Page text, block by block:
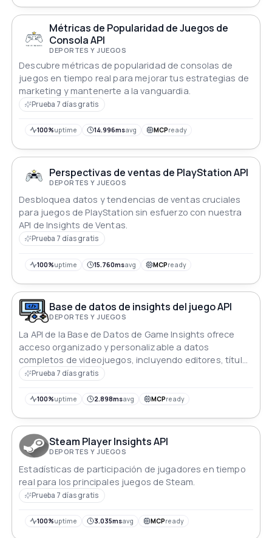
últimas noticias de la NBA.
Métricas de Popularidad de Juegos de
Consola API
DEPORTES Y JUEGOS
Descubre métricas de popularidad de consolas de
juegos en tiempo real para mejorar tus estrategias de
marketing y mantenerte a la vanguardia.
Prueba 7 días gratis
100%uptime 14.996msavg MCPready
Perspectivas de ventas de PlayStation API
DEPORTES Y JUEGOS
Desbloquea datos y tendencias de ventas cruciales
para juegos de PlayStation sin esfuerzo con nuestra
API de Insights de Ventas.
Prueba 7 días gratis
100%uptime 15.760msavg MCPready
Base de datos de insights del juego API
DEPORTES Y JUEGOS
La API de la Base de Datos de Game Insights ofrece
acceso organizado y personalizable a datos
completos de videojuegos, incluyendo editores, títulos
y detalles profundos sobre los juegos. Los usuarios
sin recibir respuestas excesivamente grandes.
Prueba 7 días gratis
100%uptime 2.898msavg MCPready
Steam Player Insights API
DEPORTES Y JUEGOS
Estadísticas de participación de jugadores en tiempo
real para los principales juegos de Steam.
Prueba 7 días gratis
100%uptime 3.035msavg MCPready